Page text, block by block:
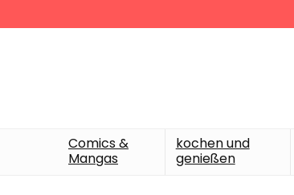
Comics &
Mangas
kochen und
genießen